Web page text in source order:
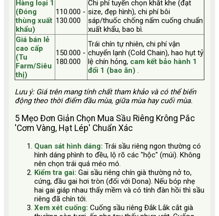
Hàng loại 1
(Đóng
thùng xuất
khẩu)
110.000 -
130.000
Chi phí tuyển chọn khắt khe (đạt
size, đẹp hình), chi phí bôi
sáp/thuốc chống nấm cuống chuẩn
xuất khẩu, bao bì.
Giá bán lẻ
cao cấp
(Tu
Farm/Siêu
thị)
150.000 -
180.000
Trái chín tự nhiên, chi phí vận
chuyển lạnh (Cold Chain), hao hụt tỷ
lệ chín hỏng, cam kết bảo hành 1
đổi 1 (bao ăn) .
Lưu ý: Giá trên mang tính chất tham khảo và có thể biến
động theo thời điểm đầu mùa, giữa mùa hay cuối mùa.
5 Mẹo Đơn Giản Chọn Mua Sầu Riêng Krông Pắc
'Cơm Vàng, Hạt Lép' Chuẩn Xác
Quan sát hình dáng: Trái sầu riêng ngon thường có
hình dáng phình to đều, lộ rõ các "hộc" (múi). Không
nên chọn trái quá méo mó.
Kiểm tra gai: Gai sầu riêng chín già thường nở to,
cứng, đầu gai hơi tròn (đối với Dona). Nếu bóp nhẹ
hai gai giáp nhau thấy mềm và có tính đàn hồi thì sầu
riêng đã chín tới.
Xem xét cuống: Cuống sầu riêng Đắk Lắk cắt già